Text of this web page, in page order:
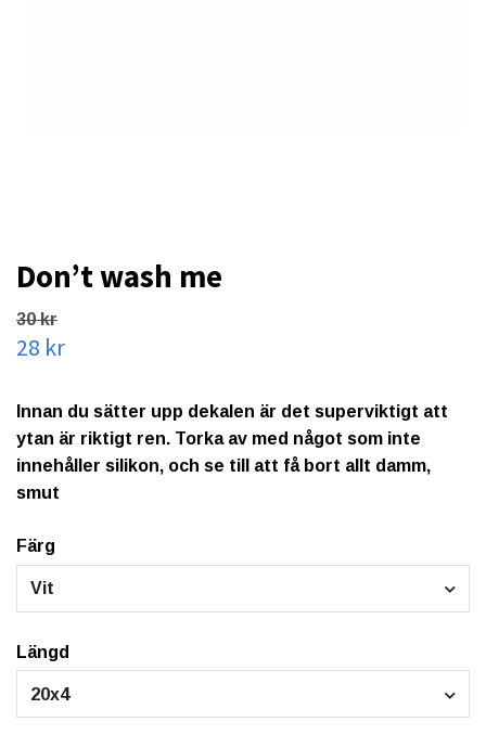
Don’t wash me
30 kr
28 kr
Innan du sätter upp dekalen är det superviktigt att
ytan är riktigt ren. Torka av med något som inte
innehåller silikon, och se till att få bort allt damm,
smut
Färg
Vit
Längd
20x4